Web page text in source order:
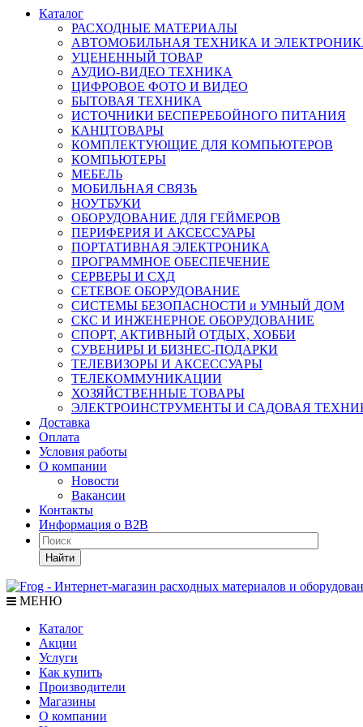
Каталог
РАСХОДНЫЕ МАТЕРИАЛЫ
АВТОМОБИЛЬНАЯ ТЕХНИКА И
УЦЕНЕННЫЙ ТОВАР
АУДИО-ВИДЕО ТЕХНИКА
ЦИФРОВОЕ ФОТО И ВИДЕО
БЫТОВАЯ ТЕХНИКА
ИСТОЧНИКИ БЕСПЕРЕБОЙНОГО ПИТАНИЯ
КАНЦТОВАРЫ
КОМПЛЕКТУЮЩИЕ ДЛЯ КОМПЬЮТЕРОВ
КОМПЬЮТЕРЫ
МЕБЕЛЬ
МОБИЛЬНАЯ СВЯЗЬ
НОУТБУКИ
ОБОРУДОВАНИЕ ДЛЯ ГЕЙМЕРОВ
ПЕРИФЕРИЯ И АКСЕССУАРЫ
ПОРТАТИВНАЯ ЭЛЕКТРОНИКА
ПРОГРАММНОЕ ОБЕСПЕЧЕНИЕ
СЕРВЕРЫ И СХД
СЕТЕВОЕ ОБОРУДОВАНИЕ
СИСТЕМЫ БЕЗОПАСНОСТИ и УМНЫЙ ДОМ
СКС И ИНЖЕНЕРНОЕ ОБОРУДОВАНИЕ
СПОРТ, АКТИВНЫЙ ОТДЫХ, ХОББИ
СУВЕНИРЫ И БИЗНЕС-ПОДАРКИ
ТЕЛЕВИЗОРЫ И АКСЕССУАРЫ
ТЕЛЕКОММУНИКАЦИИ
ХОЗЯЙСТВЕННЫЕ ТОВАРЫ
ЭЛЕКТРОИНСТРУМЕНТЫ И САДОВАЯ
Доставка
Оплата
Условия работы
О компании
Новости
Вакансии
Контакты
Информация о B2B
Найти
МЕНЮ
Каталог
Акции
Услуги
Как купить
Производители
Магазины
О компании